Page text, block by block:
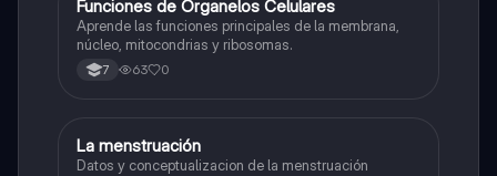
FBiologia
Funciones de Organelos Celulares
Aprende las funciones principales de la membrana,
núcleo, mitocondrias y ribosomas.
7 63 0
Biologia
La menstruación
Datos y conceptualizacion de la menstruación